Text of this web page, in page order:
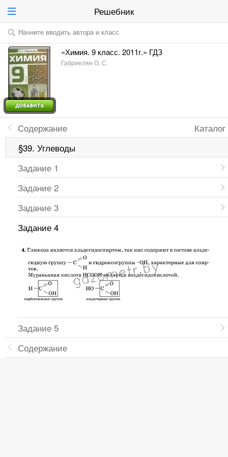
Решебник
Начните вводить автора и класс
«Химия. 9 класс. 2011г.» ГДЗ
Габриелян О. С.
Каталог
Содержание
§39. Углеводы
Задание 1
Задание 2
Задание 3
Задание 4
Задание 5
Содержание